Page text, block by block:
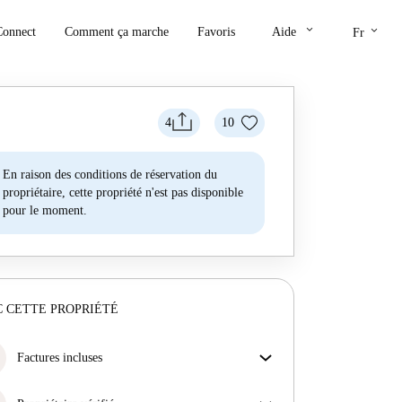
Comment ça marche Favoris Aide keyboard_arrow_down Fr keyboard_arrow_down
4 10
En raison des conditions de réservation du
propriétaire, cette propriété n'est pas disponible
pour le moment.
CETTE PROPRIÉTÉ
Factures incluses